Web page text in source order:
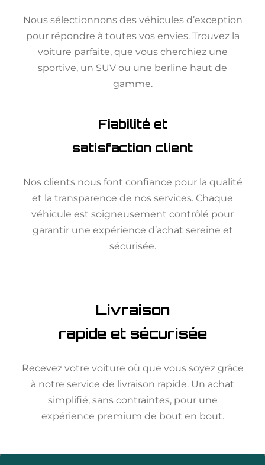
Nous sélectionnons des véhicules d’exception
pour répondre à toutes vos envies. Trouvez la
voiture parfaite, que vous cherchiez une
sportive, un SUV ou une berline haut de
gamme.
Fiabilité et
satisfaction client
Nos clients nous font confiance pour la qualité
et la transparence de nos services. Chaque
véhicule est soigneusement contrôlé pour
garantir une expérience d’achat sereine et
sécurisée.
Livraison
rapide et sécurisée
Recevez votre voiture où que vous soyez grâce
à notre service de livraison rapide. Un achat
simplifié, sans contraintes, pour une
expérience premium de bout en bout.